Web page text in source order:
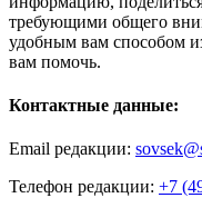
требующими общего
удобным вам способом
вам помочь.
Контактные данные:
Email редакции:
Телефон редакции: +7